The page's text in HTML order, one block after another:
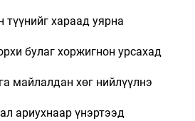
түүнийг хараад уярна
булаг хоржигнон урсахад
майлалдан хөг нийлүүлнэ
ариухнаар үнэртээд